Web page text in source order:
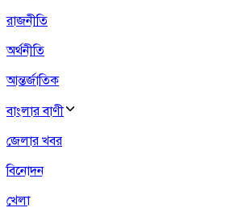
রাজনীতি
অর্থনীতি
আন্তর্জাতিক
বাংলার বাণী
জেলার খবর
বিনোদন
খেলা